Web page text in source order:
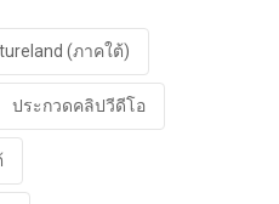
(ภาคใต้)
ประกวดคลิปวีดีโอ